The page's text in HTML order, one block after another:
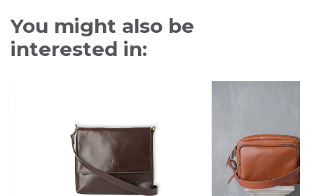
You might also be
interested in: